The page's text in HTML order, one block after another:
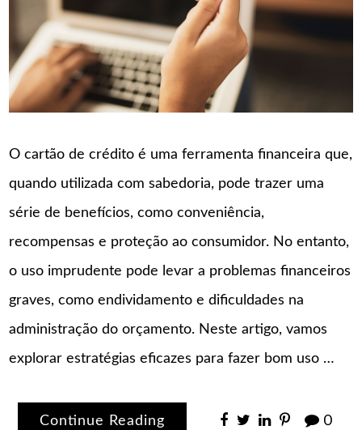
O cartão de crédito é uma ferramenta financeira que,
quando utilizada com sabedoria, pode trazer uma
série de benefícios, como conveniência,
recompensas e proteção ao consumidor. No entanto,
o uso imprudente pode levar a problemas financeiros
graves, como endividamento e dificuldades na
administração do orçamento. Neste artigo, vamos
explorar estratégias eficazes para fazer bom uso …
Continue Reading 0